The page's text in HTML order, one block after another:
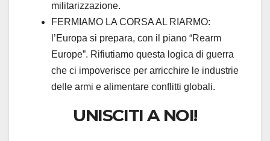
militarizzazione.
FERMIAMO LA CORSA AL RIARMO:
l’Europa si prepara, con il piano “Rearm
Europe”. Rifiutiamo questa logica di guerra
che ci impoverisce per arricchire le industrie
delle armi e alimentare conflitti globali.
UNISCITI A NOI!